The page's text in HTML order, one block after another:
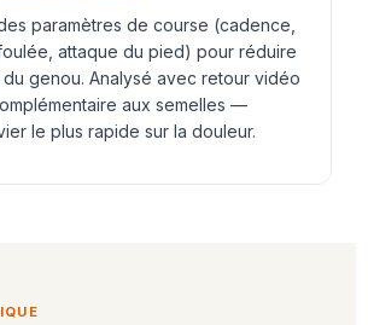
paramètres de course (cadence,
attaque du pied) pour réduire
du genou. Analysé avec retour vidéo
aux semelles —
le plus rapide sur la douleur.